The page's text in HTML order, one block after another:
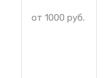
от 1000 руб.